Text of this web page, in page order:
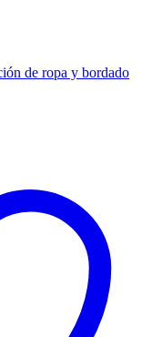
de ropa y bordado